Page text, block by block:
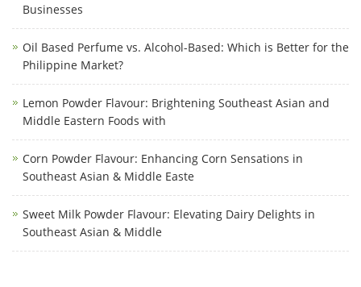
Businesses
Oil Based Perfume vs. Alcohol-Based: Which is Better for the
Philippine Market?
Lemon Powder Flavour: Brightening Southeast Asian and
Middle Eastern Foods with
Corn Powder Flavour: Enhancing Corn Sensations in
Southeast Asian & Middle Easte
Sweet Milk Powder Flavour: Elevating Dairy Delights in
Southeast Asian & Middle